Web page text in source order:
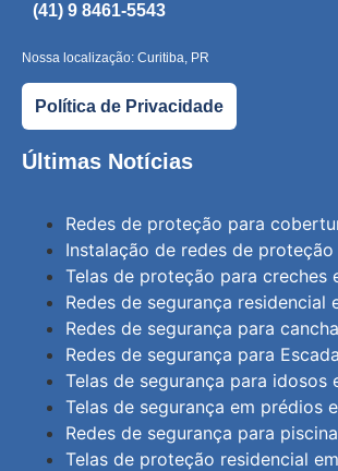
(41) 9 8461-5543
Nossa localização: Curitiba, PR
Política de Privacidade
Últimas Notícias
Redes de proteção para
Instalação de redes de
Telas de proteção para creches
Redes de segurança residencial
Redes de segurança para
Redes de segurança para
Telas de segurança para idosos
Telas de segurança em prédios
Redes de segurança para
Telas de proteção residencial